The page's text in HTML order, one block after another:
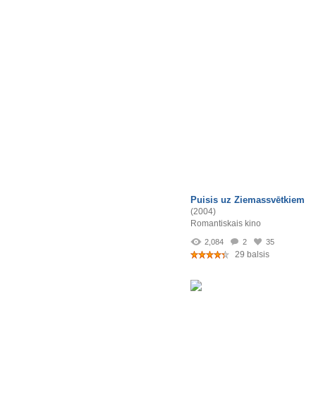
Puisis uz Ziemassvētkiem
(2004)
Romantiskais kino
2,084 2 35
29 balsis